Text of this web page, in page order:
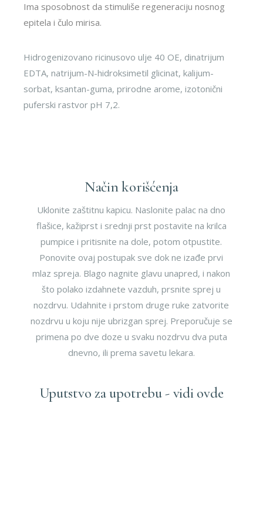
Ima sposobnost da stimuliše regeneraciju nosnog
epitela i čulo mirisa.
Hidrogenizovano ricinusovo ulje 40 OE, dinatrijum
EDTA, natrijum-N-hidroksimetil glicinat, kalijum-
sorbat, ksantan-guma, prirodne arome, izotonični
puferski rastvor pH 7,2.
Način korišćenja
Uklonite zaštitnu kapicu. Naslonite palac na dno
flašice, kažiprst i srednji prst postavite na krilca
pumpice i pritisnite na dole, potom otpustite.
Ponovite ovaj postupak sve dok ne izađe prvi
mlaz spreja. Blago nagnite glavu unapred, i nakon
što polako izdahnete vazduh, prsnite sprej u
nozdrvu. Udahnite i prstom druge ruke zatvorite
nozdrvu u koju nije ubrizgan sprej. Preporučuje se
primena po dve doze u svaku nozdrvu dva puta
dnevno, ili prema savetu lekara.
Uputstvo za upotrebu - vidi ovde